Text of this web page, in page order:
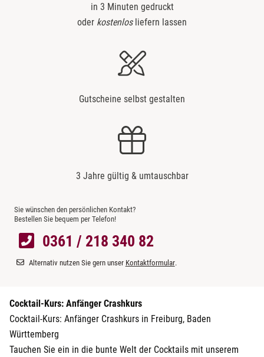
in 3 Minuten gedruckt
oder kostenlosliefern lassen
Gutscheine selbst gestalten
3 Jahre gültig & umtauschbar
Sie wünschen den persönlichen Kontakt?
Bestellen Sie bequem per Telefon!
0361 / 218 340 82
Alternativ nutzen Sie gern unser Kontaktformular.
Cocktail-Kurs: Anfänger Crashkurs
Cocktail-Kurs: Anfänger Crashkurs in Freiburg, Baden
Württemberg
Tauchen Sie ein in die bunte Welt der Cocktails mit unserem